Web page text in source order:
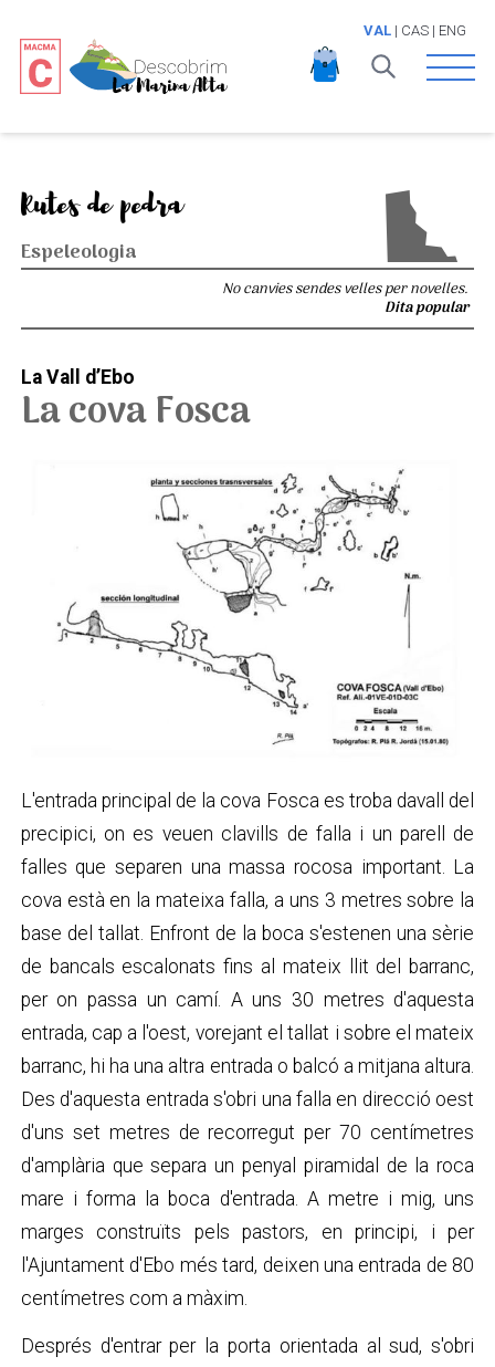
VAL| CAS| ENG
Open
Rutes de pedra
Espeleologia
No canvies sendes velles per novelles.
Dita popular
La Vall d’Ebo
La cova Fosca
L'entrada principal de la cova Fosca es troba davall del
precipici, on es veuen clavills de falla i un parell de
falles que separen una massa rocosa important. La
cova està en la mateixa falla, a uns 3 metres sobre la
base del tallat. Enfront de la boca s'estenen una sèrie
de bancals escalonats fins al mateix llit del barranc,
per on passa un camí. A uns 30 metres d'aquesta
entrada, cap a l'oest, vorejant el tallat i sobre el mateix
barranc, hi ha una altra entrada o balcó a mitjana altura.
Des d'aquesta entrada s'obri una falla en direcció oest
d'uns set metres de recorregut per 70 centímetres
d'amplària que separa un penyal piramidal de la roca
mare i forma la boca d'entrada. A metre i mig, uns
marges construïts pels pastors, en principi, i per
l'Ajuntament d'Ebo més tard, deixen una entrada de 80
centímetres com a màxim.
Després d'entrar per la porta orientada al sud, s'obri